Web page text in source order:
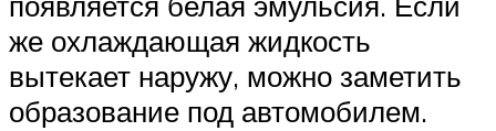
же охлаждающая жидкость
вытекает наружу, можно заметить
образование под автомобилем.